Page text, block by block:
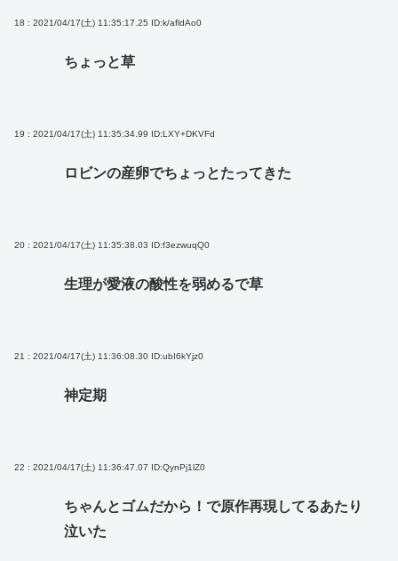
18 : 2021/04/17(土) 11:35:17.25 ID:k/afldAo0
ちょっと草
19 : 2021/04/17(土) 11:35:34.99 ID:LXY+DKVFd
ロビンの産卵でちょっとたってきた
20 : 2021/04/17(土) 11:35:38.03 ID:f3ezwuqQ0
生理が愛液の酸性を弱めるで草
21 : 2021/04/17(土) 11:36:08.30 ID:ubI6kYjz0
神定期
22 : 2021/04/17(土) 11:36:47.07 ID:QynPj1lZ0
ちゃんとゴムだから！で原作再現してるあたり
泣いた